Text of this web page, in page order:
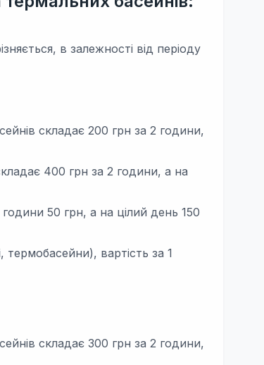
в залежності від періоду
складає 200 грн за 2 години,
400 грн за 2 години, а на
50 грн, а на цілий день 150
вартість за 1
складає 300 грн за 2 години,